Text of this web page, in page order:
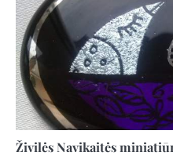
Živilės Navikaitės